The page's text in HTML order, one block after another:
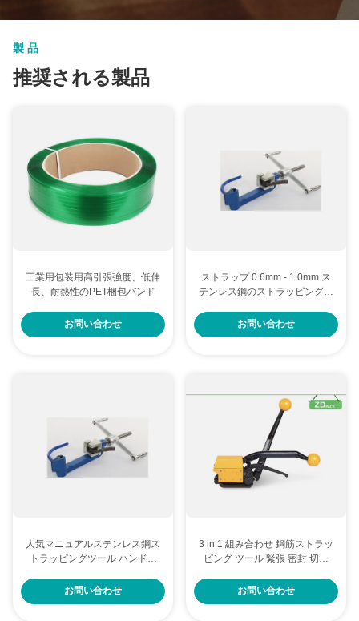
製品
推奨される製品
工業用包装用高引張強度、低伸
長、耐熱性のPET梱包バンド
お問い合わせ
ストラップ 0.6mm - 1.0mm ス
テンレス鋼のストラッピングツ
お問い合わせ
人気マニュアルステンレス鋼ス
トラッピングツール ハンドス
お問い合わせ
3 in 1 組み合わせ 鋼筋ストラッ
ピング ツール 緊張 密封 切断
お問い合わせ